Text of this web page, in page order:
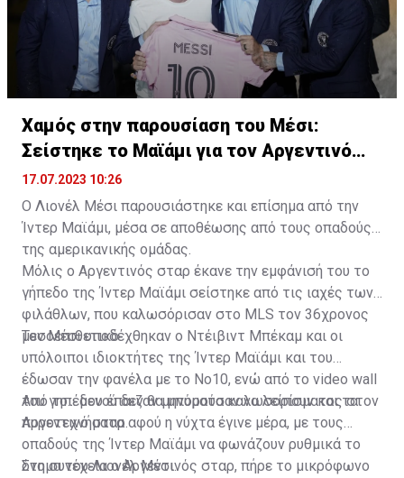
Χαμός στην παρουσίαση του Μέσι:
Σείστηκε το Μαϊάμι για τον Αργεντινό
σταρ
17.07.2023 10:26
Ο Λιονέλ Μέσι παρουσιάστηκε και επίσημα από την
Ίντερ Μαϊάμι, μέσα σε αποθέωσης από τους οπαδούς
της αμερικανικής ομάδας.
Μόλις ο Αργεντινός σταρ έκανε την εμφάνισή του το
γήπεδο της Ίντερ Μαϊάμι σείστηκε από τις ιαχές των
φιλάθλων, που καλωσόρισαν στο MLS τον 36χρονος
μεσοεπιθετικό.
Τον Μέσι υποδέχθηκαν ο Ντέιβιντ Μπέκαμ και οι
υπόλοιποι ιδιοκτήτες της Ίντερ Μαϊάμι και του
έδωσαν την φανέλα με το Νο10, ενώ από το video wall
του γηπέδου έπαιζαν μηνύματα καλωσορίσματος στον
Αργεντινό σταρ.
Από το... μενού δεν θα μπορούσαν να λείπουν και τα
πυροτεχνήματα αφού η νύχτα έγινε μέρα, με τους
οπαδούς της Ίντερ Μαϊάμι να φωνάζουν ρυθμικά το
όνομα του Λιονέλ Μέσι.
Στη συνέχεια ο Αργεντινός σταρ, πήρε το μικρόφωνο